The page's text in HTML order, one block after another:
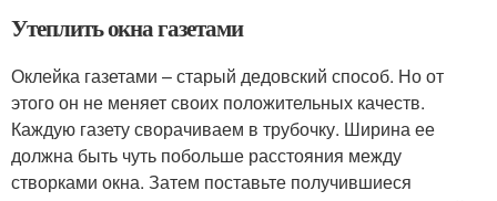
Утеплить окна газетами
Оклейка газетами – старый дедовский способ. Но от
этого он не меняет своих положительных качеств.
Каждую газету сворачиваем в трубочку. Ширина ее
должна быть чуть побольше расстояния между
створками окна. Затем поставьте получившиеся